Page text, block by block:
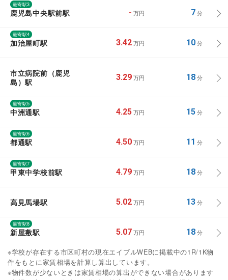
最寄駅3
鹿児島中央駅前駅 - 万円 7分
最寄駅4
加治屋町駅 3.42 万円 10分
市立病院前（鹿児
島）駅
3.29 万円 18分
最寄駅5
中洲通駅 4.25 万円 15分
最寄駅6
都通駅 4.50 万円 11 分
最寄駅7
甲東中学校前駅 4.79 万円 18分
高見馬場駅 5.02 万円 13分
最寄駅8
新屋敷駅 5.07 万円 18分
※学校が存在する市区町村の現在エイブルWEBに掲載中の1R/1K物
件をもとに家賃相場を計算し算出しています。
※物件数が少ないときは家賃相場の算出ができない場合があります